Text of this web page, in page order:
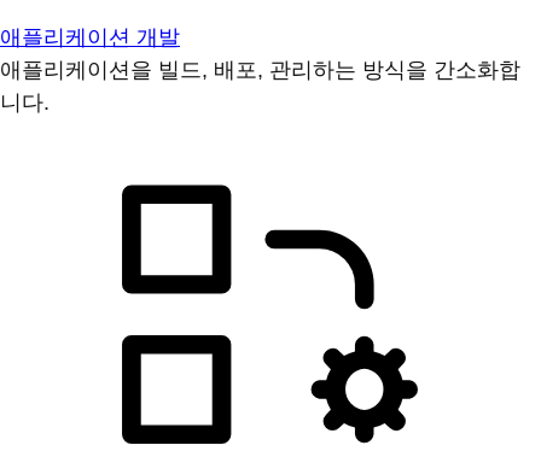
애플리케이션 개발
애플리케이션을 빌드, 배포, 관리하는 방식을 간소화합
니다.